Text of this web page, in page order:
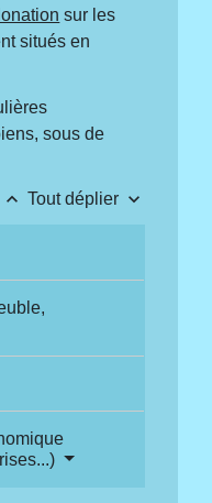
sur les
situés en
sous de
keyboard_arrow_up Tout déplier keyboard_arrow_down